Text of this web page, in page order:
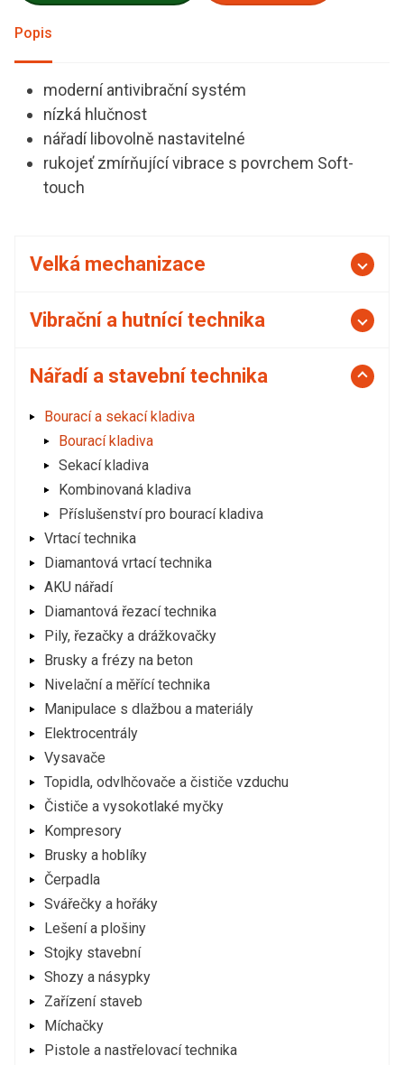
Velká mechanizace
Vibrační a hutnící technika
Nářadí a stavební technika
Bourací a sekací kladiva
Bourací kladiva
Sekací kladiva
Kombinovaná kladiva
Příslušenství pro bourací kladiva
Vrtací technika
Diamantová vrtací technika
AKU nářadí
Diamantová řezací technika
Pily, řezačky a drážkovačky
Brusky a frézy na beton
Nivelační a měřící technika
Manipulace s dlažbou a materiály
Elektrocentrály
Vysavače
Topidla, odvlhčovače a čističe vzduchu
Čističe a vysokotlaké myčky
Kompresory
Brusky a hoblíky
Čerpadla
Svářečky a hořáky
Lešení a plošiny
Stojky stavební
Shozy a násypky
Zařízení staveb
Míchačky
Pistole a nastřelovací technika
Popis
moderní antivibrační systém
nízká hlučnost
nářadí libovolně nastavitelné
rukojeť zmírňující vibrace s povrchem Soft-
touch